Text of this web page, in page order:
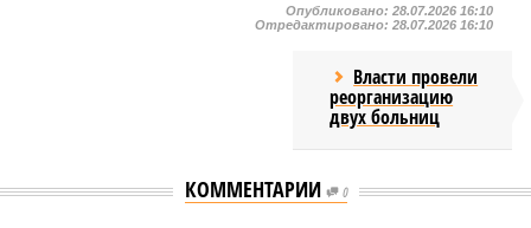
Опубликовано: 28.07.2026 16:10
Отредактировано: 28.07.2026 16:10
Власти провели
реорганизацию
двух больниц
КОММЕНТАРИИ 0